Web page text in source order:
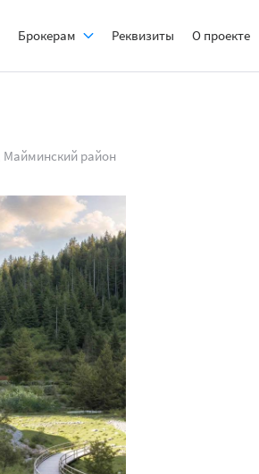
Брокерам Реквизиты О проекте
Майминский район